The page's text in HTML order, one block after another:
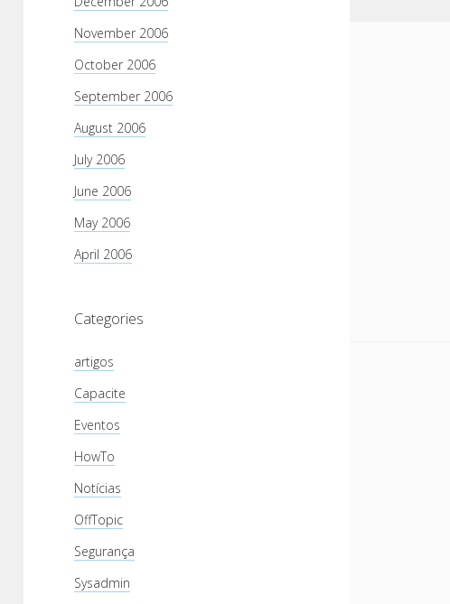
November 2006
October 2006
September 2006
August 2006
July 2006
June 2006
May 2006
April 2006
Categories
artigos
Capacite
Eventos
HowTo
Notícias
OffTopic
Segurança
Sysadmin